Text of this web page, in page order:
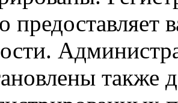
предоставляет
также